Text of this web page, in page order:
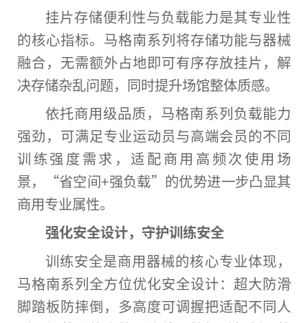
挂片存储便利性与负载能力是其专业性
的核心指标。马格南系列将存储功能与器械
融合，无需额外占地即可有序存放挂片，解
决存储杂乱问题，同时提升场馆整体质感。
依托商用级品质，马格南系列负载能力
强劲，可满足专业运动员与高端会员的不同
训练强度需求，适配商用高频次使用场
景，“省空间+强负载”的优势进一步凸显其
商用专业属性。
强化安全设计，守护训练安全
训练安全是商用器械的核心专业体现，
马格南系列全方位优化安全设计：超大防滑
脚踏板防摔倒，多高度可调握把适配不同人